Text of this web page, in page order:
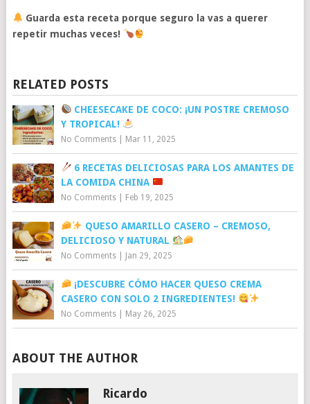
Guarda esta receta porque seguro la vas a querer
repetir muchas veces!
RELATED POSTS
CHEESECAKE DE COCO: ¡UN POSTRE CREMOSO
Y TROPICAL!
No Comments| Mar 11, 2025
6 RECETAS DELICIOSAS PARA LOS AMANTES DE
LA COMIDA CHINA
No Comments| Feb 19, 2025
QUESO AMARILLO CASERO – CREMOSO,
DELICIOSO Y NATURAL
No Comments| Jan 29, 2025
¡DESCUBRE CÓMO HACER QUESO CREMA
CASERO CON SOLO 2 INGREDIENTES!
No Comments| May 26, 2025
ABOUT THE AUTHOR
Ricardo